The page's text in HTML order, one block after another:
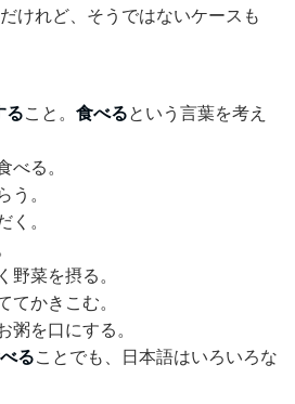
けれど、そうではないケースも
ること。 食べるという言葉を考え
る。
。
。
野菜を摂る。
てかきこむ。
粥を口にする。
ることでも、日本語はいろいろな